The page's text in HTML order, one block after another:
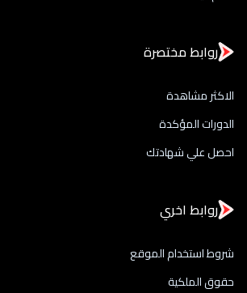
روابط مختصرة
الاكثر مشاهدة
الدورات المؤكدة
احصل علي شهادتك
روابط اخري
شروط استخدام الموقع
حقوق الملكية